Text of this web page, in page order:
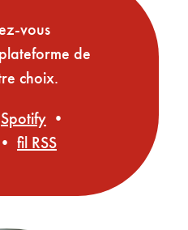
vous
de
choix.
Spotify •
• fil RSS